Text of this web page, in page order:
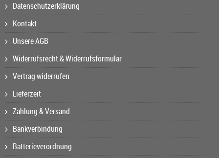
Datenschutzerklärung
Kontakt
Unsere AGB
Widerrufsrecht & Widerrufsformular
Vertrag widerrufen
Lieferzeit
Zahlung & Versand
Bankverbindung
Batterieverordnung